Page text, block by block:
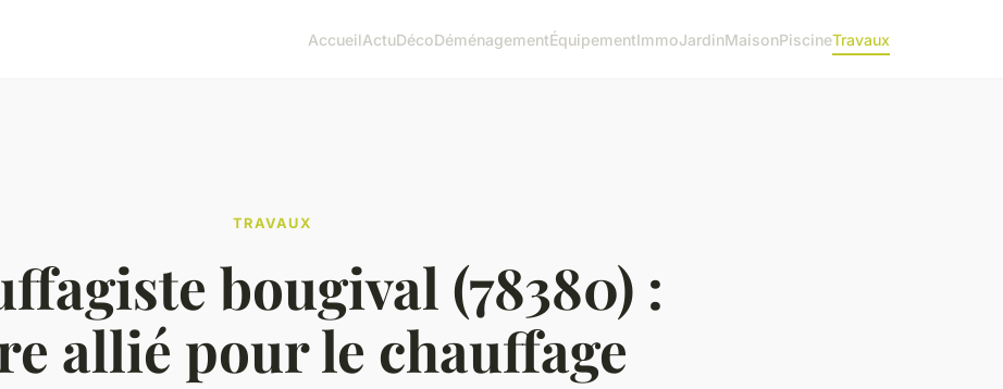
AccueilActuDécoDéménagementÉquipementImmoJardinMaisonPiscineTravaux
TRAVAUX
bougival (78380) :
allié pour le chauffage